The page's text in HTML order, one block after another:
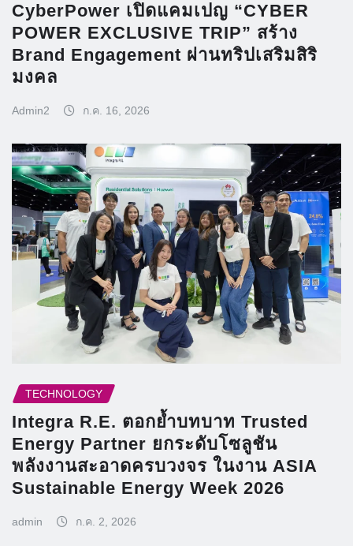
CyberPower เปิดแคมเปญ “CYBER
POWER EXCLUSIVE TRIP” สร้าง
Brand Engagement ผ่านทริปเสริมสิริ
มงคล
Admin2 ก.ค. 16, 2026
TECHNOLOGY
Integra R.E. ตอกย้ำบทบาท Trusted
Energy Partner ยกระดับโซลูชัน
พลังงานสะอาดครบวงจร ในงาน ASIA
Sustainable Energy Week 2026
admin ก.ค. 2, 2026